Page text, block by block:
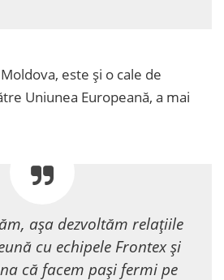
este și o cale de
Uniunea Europeană, a mai
așa dezvoltăm relațiile
cu echipele Frontex și
că facem pași fermi pe